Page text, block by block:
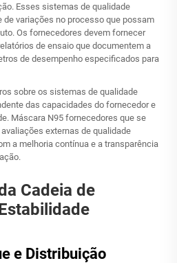
Esses sistemas de qualidade
variações no processo que possam
Os fornecedores devem fornecer
de ensaio que documentem a
de desempenho especificados para
sobre os sistemas de qualidade
das capacidades do fornecedor e
Máscara N95 fornecedores que se
externas de qualidade
a melhoria contínua e a transparência
Cadeia de
e Distribuição